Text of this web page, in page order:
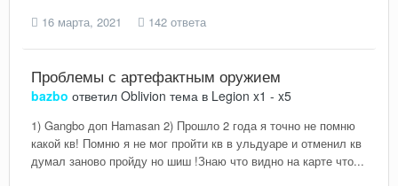
16 марта, 2021
142 ответа
Проблемы с артефактным оружием
bazbo ответил Oblivion тема в Legion x1 - x5
1) Gangbo доп Hamasan 2) Прошло 2 года я точно не помню
какой кв! Помню я не мог пройти кв в ульдуаре и отменил кв
думал заново пройду но шиш !Знаю что видно на карте что...